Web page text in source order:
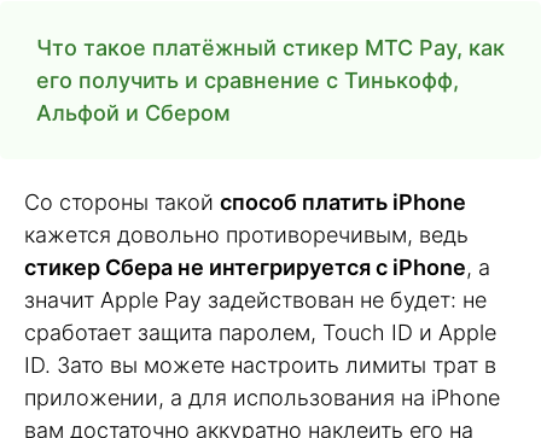
Что такое платёжный стикер МТС Pay, как
его получить и сравнение с Тинькофф,
Альфой и Сбером
Со стороны такой способ платить iPhone
кажется довольно противоречивым, ведь
стикер Сбера не интегрируется с iPhone, а
значит Apple Pay задействован не будет: не
сработает защита паролем, Touch ID и Apple
ID. Зато вы можете настроить лимиты трат в
приложении, а для использования на iPhone
вам достаточно аккуратно наклеить его на